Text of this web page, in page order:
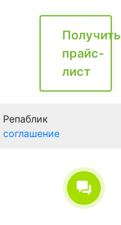
Получить
прайс-
лист
соглашение